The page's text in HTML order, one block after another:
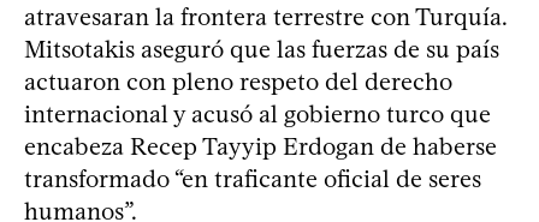
atravesaran la frontera terrestre con Turquía.
Mitsotakis aseguró que las fuerzas de su país
actuaron con pleno respeto del derecho
internacional y acusó al gobierno turco que
encabeza Recep Tayyip Erdogan de haberse
transformado “en traficante oficial de seres
humanos”.